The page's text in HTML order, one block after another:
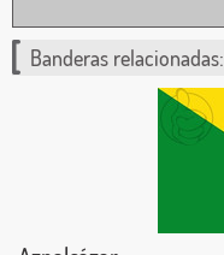
Banderas relacionadas: